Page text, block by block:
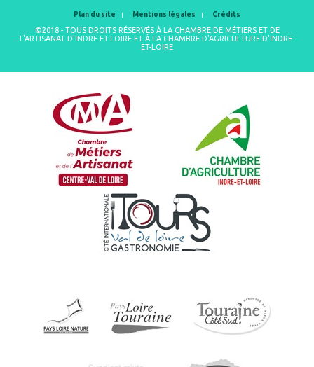
Plan du site Mentions légales Crédits
©2018 - TOUS DROITS RÉSERVÉS À LA CHAMBRE DE MÉTIERS ET DE
L'ARTISANAT D'INDRE-ET-LOIRE ET À LA CHAMBRE D'AGRICULTURE D'INDRE-
ET-LOIRE